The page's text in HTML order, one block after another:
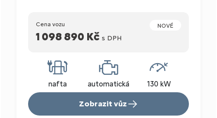
Cena vozu
1 098 890 Kč s DPH
NOVÉ
nafta automatická 130 kW
Zobrazit vůz